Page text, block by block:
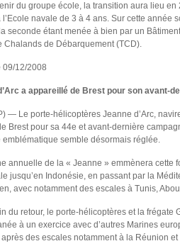
du groupe école, la transition aura lieu
navale de 3 à 4 ans. Sur cette année
seconde étant menée à bien par un
Chalands de Débarquement (TCD).
09/12/2008
a appareillé de Brest pour son avant-
— Le porte-hélicoptères Jeanne d’Arc,
Brest pour sa 44e et avant-dernière
emblématique semble désormais réglée.
annuelle de la « Jeanne » emmènera cette
jusqu’en Indonésie, en passant par la
avec notamment des escales à Tunis,
du retour, le porte-hélicoptères et la frégate
à un exercice avec d’autres Marines
des escales notamment à la Réunion